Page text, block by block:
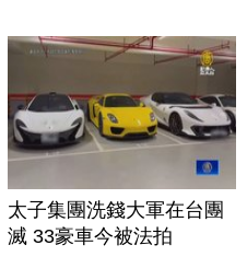
太子集團洗錢大軍在台團
滅 33豪車今被法拍